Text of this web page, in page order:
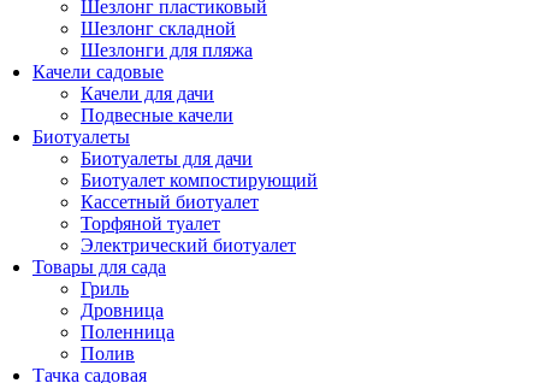
Шезлонг пластиковый
Шезлонг складной
Шезлонги для пляжа
Качели садовые
Качели для дачи
Подвесные качели
Биотуалеты
Биотуалеты для дачи
Биотуалет компостирующий
Кассетный биотуалет
Торфяной туалет
Электрический биотуалет
Товары для сада
Гриль
Дровница
Поленница
Полив
Тачка садовая